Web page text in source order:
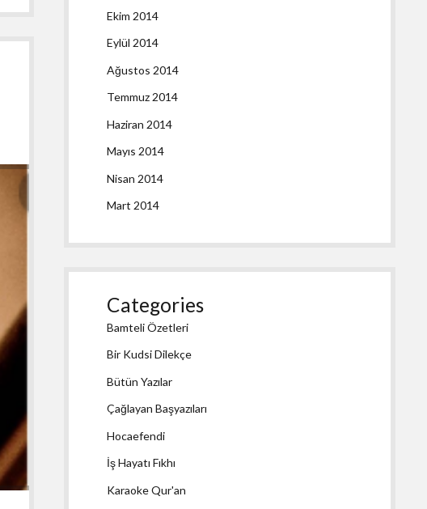
Ekim 2014
Eylül 2014
Ağustos 2014
Temmuz 2014
Haziran 2014
Mayıs 2014
Nisan 2014
Mart 2014
Categories
Bamteli Özetleri
Bir Kudsi Dilekçe
Bütün Yazılar
Çağlayan Başyazıları
Hocaefendi
İş Hayatı Fıkhı
Karaoke Qur'an